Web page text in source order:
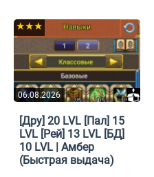
06.08.2026
★★★
[Дру] 20 LVL [Пал] 15
LVL [Рей] 13 LVL [БД]
10 LVL | Амбер
(Быстрая выдача)